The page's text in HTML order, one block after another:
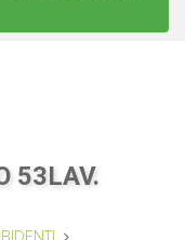
53LAV.